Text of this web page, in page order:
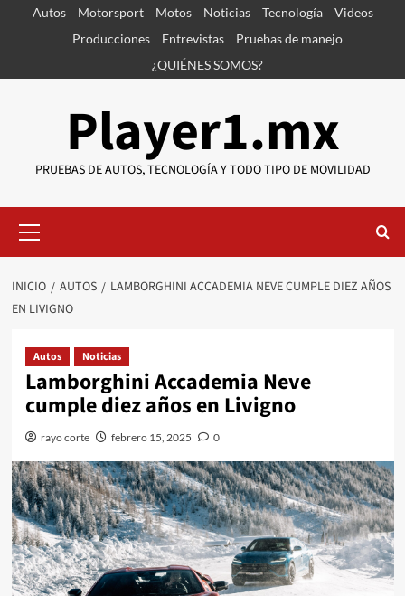
SaltarAutos Motorsport Motos Noticias Tecnología
Videos
Producciones
Entrevistas
Pruebas de manejo
¿QUIÉNES SOMOS?
Player1.mx
PRUEBAS DE AUTOS, TECNOLOGÍA Y TODO TIPO DE MOVILIDAD
primario
INICIO AUTOS
LAMBORGHINI ACCADEMIA NEVE CUMPLE DIEZ AÑOS
EN LIVIGNO
Autos Noticias
Lamborghini Accademia Neve
cumple diez años en Livigno
rayo corte febrero 15, 2025 0